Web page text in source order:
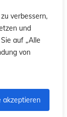
verbessern,
und
auf „Alle
von
akzeptieren